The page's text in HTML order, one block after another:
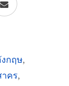
กฤษ,
คร,